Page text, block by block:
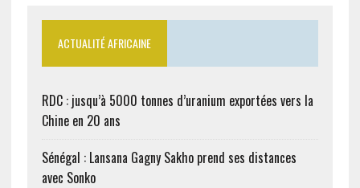
ACTUALITÉ AFRICAINE
RDC : jusqu’à 5000 tonnes d’uranium exportées vers la
Chine en 20 ans
Sénégal : Lansana Gagny Sakho prend ses distances
avec Sonko